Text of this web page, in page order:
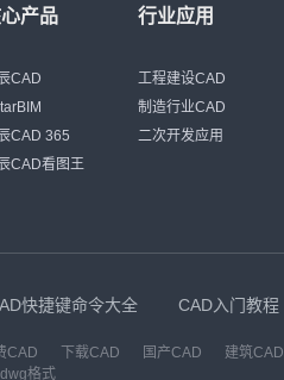
产品
CAD
CAD 365
CAD看图王
行业应用
工程建设CAD
制造行业CAD
二次开发应用
快捷键命令大全 CAD入门教程
CAD 下载CAD 国产CAD 建筑CAD
dwg格式